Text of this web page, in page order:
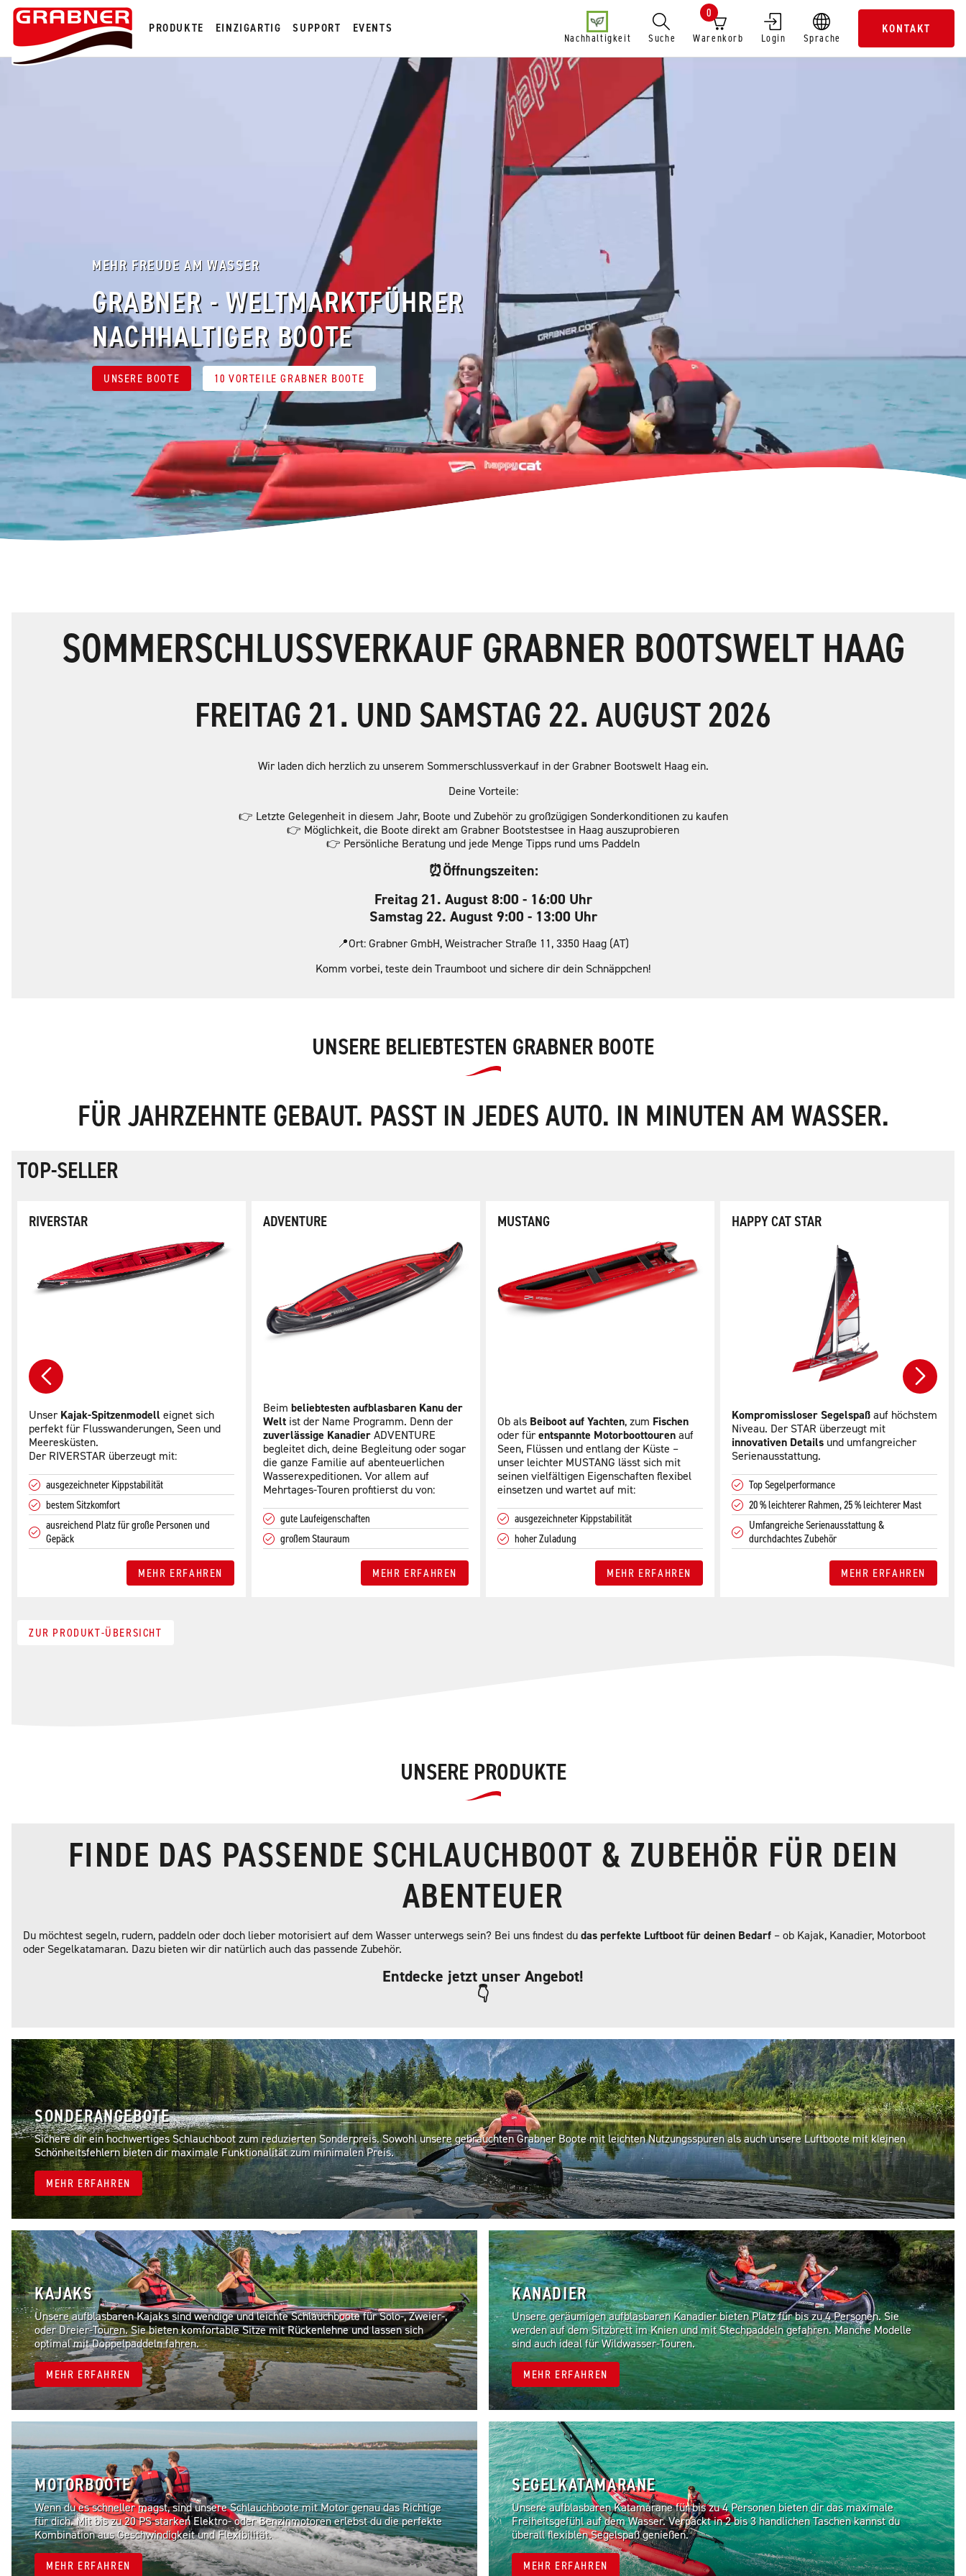
PRODUKTE EINZIGARTIG SUPPORT EVENTS
Nachhaltigkeit Suche Warenkorb
0
Login Sprache
KONTAKT
MEHR FREUDE AM WASSER
GRABNER - WELTMARKTFÜHRER
NACHHALTIGER BOOTE
UNSERE BOOTE 10 VORTEILE GRABNER BOOTE
SOMMERSCHLUSSVERKAUF GRABNER BOOTSWELT HAAG
FREITAG 21. UND SAMSTAG 22. AUGUST 2026
Wir laden dich herzlich zu unserem Sommerschlussverkauf in der Grabner Bootswelt Haag ein.
Deine Vorteile:
👉 Letzte Gelegenheit in diesem Jahr, Boote und Zubehör zu großzügigen Sonderkonditionen zu kaufen
👉 Möglichkeit, die Boote direkt am Grabner Bootstestsee in Haag auszuprobieren
👉 Persönliche Beratung und jede Menge Tipps rund ums Paddeln
⏰Öffnungszeiten:
Freitag 21. August 8:00 - 16:00 Uhr
Samstag 22. August 9:00 - 13:00 Uhr
📍Ort: Grabner GmbH, Weistracher Straße 11, 3350 Haag (AT)
Komm vorbei, teste dein Traumboot und sichere dir dein Schnäppchen!
UNSERE BELIEBTESTEN GRABNER BOOTE
FÜR JAHRZEHNTE GEBAUT. PASST IN JEDES AUTO. IN MINUTEN AM WASSER.
TOP-SELLER
RIVERSTAR
UnserKajak-Spitzenmodell eignet sich
perfekt für Flusswanderungen, Seen und
Meeresküsten.
Der RIVERSTAR überzeugt mit:
ausgezeichneter Kippstabilität
bestem Sitzkomfort
ausreichend Platz für große Personen und
Gepäck
MEHR ERFAHREN
ADVENTURE
Beim beliebtesten aufblasbaren Kanu der
Welt ist der Name Programm. Denn der
zuverlässige KanadierADVENTURE
begleitet dich, deine Begleitung oder sogar
die ganze Familie auf abenteuerlichen
Wasserexpeditionen. Vor allem auf
Mehrtages-Touren profitierst du von:
gute Laufeigenschaften
großem Stauraum
MEHR ERFAHREN
MUSTANG
Ob als Beiboot auf Yachten, zum Fischen
oder fürentspannte Motorboottourenauf
Seen, Flüssen und entlang der Küste –
unser leichter MUSTANG lässt sich mit
seinen vielfältigen Eigenschaften flexibel
einsetzen und wartet auf mit:
ausgezeichneter Kippstabilität
hoher Zuladung
MEHR ERFAHREN
HAPPY CAT STAR
Kompromissloser Segelspaßauf höchstem
Niveau. Der STAR überzeugt mit
innovativen Details und umfangreicher
Serienausstattung.
Top Segelperformance
20 % leichterer Rahmen, 25 % leichterer Mast
Umfangreiche Serienausstattung &
durchdachtes Zubehör
MEHR ERFAHREN
ZUR PRODUKT-ÜBERSICHT
UNSERE PRODUKTE
FINDE DAS PASSENDE SCHLAUCHBOOT & ZUBEHÖR FÜR DEIN
ABENTEUER
Du möchtest segeln, rudern, paddeln oder doch lieber motorisiert auf dem Wasser unterwegs sein? Bei uns findest dudas perfekte Luftboot für deinen Bedarf – ob Kajak, Kanadier, Motorboot
oder Segelkatamaran. Dazu bieten wir dir natürlich auch das passende Zubehör.
Entdecke jetzt unser Angebot!
👇
SONDERANGEBOTE
Sichere dir ein hochwertiges Schlauchboot zum reduzierten Sonderpreis. Sowohl unsere gebrauchten Grabner Boote mit leichten Nutzungsspuren als auch unsere Luftboote mit kleinen
Schönheitsfehlern bieten dir maximale Funktionalität zum minimalen Preis.
MEHR ERFAHREN
KAJAKS
Unsere aufblasbaren Kajaks sind wendige und leichte Schlauchboote für Solo-, Zweier-,
oder Dreier-Touren. Sie bieten komfortable Sitze mit Rückenlehne und lassen sich
optimal mit Doppelpaddeln fahren.
MEHR ERFAHREN
KANADIER
Unsere geräumigen aufblasbaren Kanadier bieten Platz für bis zu 4 Personen. Sie
werden auf dem Sitzbrett im Knien und mit Stechpaddeln gefahren. Manche Modelle
sind auch ideal für Wildwasser-Touren.
MEHR ERFAHREN
MOTORBOOTE
Wenn du es schneller magst, sind unsere Schlauchboote mit Motor genau das Richtige
für dich. Mit bis zu 20 PS starken Elektro- oder Benzinmotoren erlebst du die perfekte
Kombination aus Geschwindigkeit und Flexibilität.
MEHR ERFAHREN
SEGELKATAMARANE
Unsere aufblasbaren Katamarane für bis zu 4 Personen bieten dir das maximale
Freiheitsgefühl auf dem Wasser. Verpackt in 2 bis 3 handlichen Taschen kannst du
überall flexiblen Segelspaß genießen.
MEHR ERFAHREN